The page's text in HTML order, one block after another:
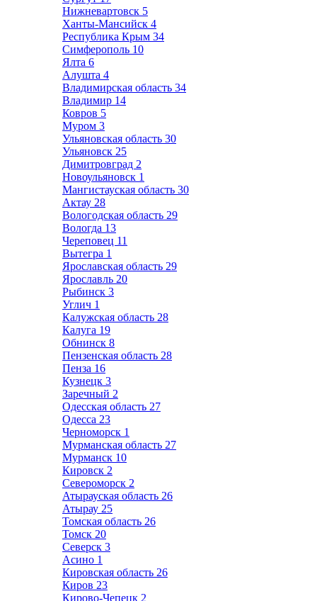
Нижневартовск 5
Ханты-Мансийск 4
Республика Крым 34
Симферополь 10
Ялта 6
Алушта 4
Владимирская область 34
Владимир 14
Ковров 5
Муром 3
Ульяновская область 30
Ульяновск 25
Димитровград 2
Новоульяновск 1
Мангистауская область 30
Актау 28
Вологодская область 29
Вологда 13
Череповец 11
Вытегра 1
Ярославская область 29
Ярославль 20
Рыбинск 3
Углич 1
Калужская область 28
Калуга 19
Обнинск 8
Пензенская область 28
Пенза 16
Кузнецк 3
Заречный 2
Одесская область 27
Одесса 23
Черноморск 1
Мурманская область 27
Мурманск 10
Кировск 2
Североморск 2
Атырауская область 26
Атырау 25
Томская область 26
Томск 20
Северск 3
Асино 1
Кировская область 26
Киров 23
Кирово-Чепецк 2